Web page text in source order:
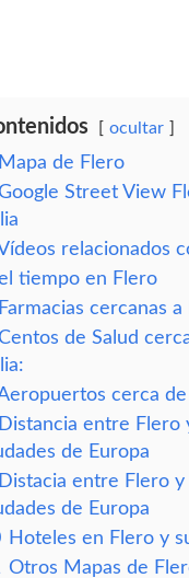
ocultar
Mapa de Flero
Street View
relacionados
tiempo en Flero
Farmacias cercanas
de Salud
cerca
Distancia entre Flero
de Europa
Distacia entre Flero y
de Europa
Hoteles en Flero y
Otros Mapas de